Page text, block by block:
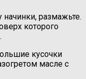
размажьте.
которого
кусочки
масле с